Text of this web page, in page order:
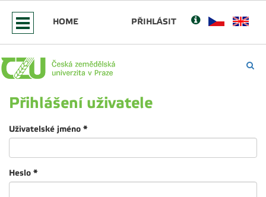
HOME PŘIHLÁSIT
Přihlášení uživatele
Uživatelské jméno *
Heslo *